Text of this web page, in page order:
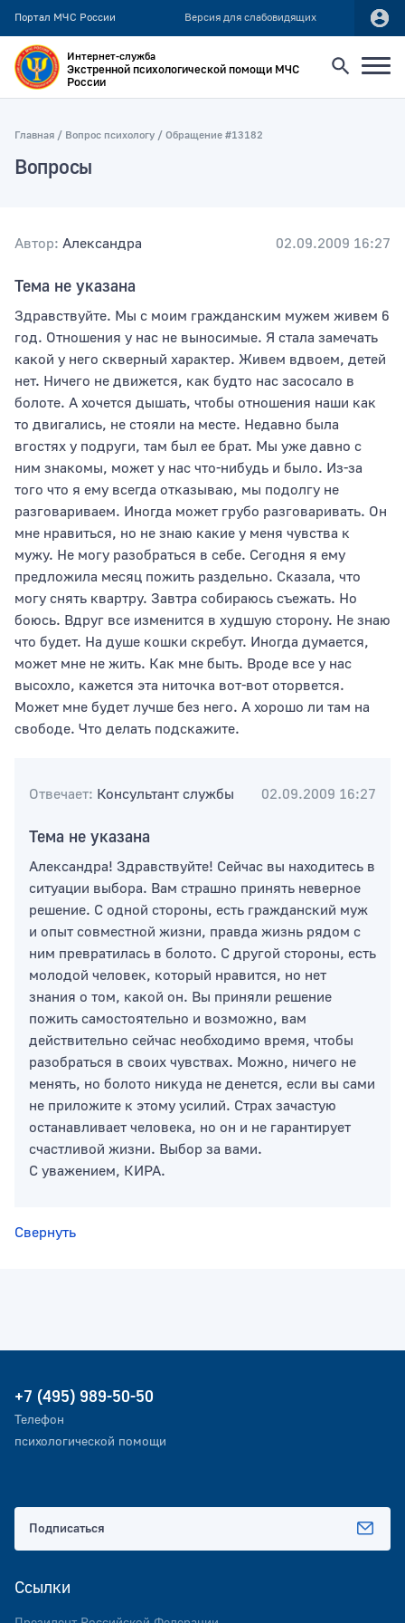
Портал МЧС России Версия для слабовидящих
Искать по:
Публикация не ранее
Публикация не позднее
Тип раздела
Сортировать по
Интернет-служба
Экстренной психологической помощи МЧС
России
Главная Вопрос психологу Обращение #13182
Вопросы
Автор: Александра 02.09.2009 16:27
Тема не указана
Здравствуйте. Мы с моим гражданским мужем живем 6
год. Отношения у нас не выносимые. Я стала замечать
какой у него скверный характер. Живем вдвоем, детей
нет. Ничего не движется, как будто нас засосало в
болоте. А хочется дышать, чтобы отношения наши как
то двигались, не стояли на месте. Недавно была
вгостях у подруги, там был ее брат. Мы уже давно с
ним знакомы, может у нас что-нибудь и было. Из-за
того что я ему всегда отказываю, мы подолгу не
разговариваем. Иногда может грубо разговаривать. Он
мне нравиться, но не знаю какие у меня чувства к
мужу. Не могу разобраться в себе. Сегодня я ему
предложила месяц пожить раздельно. Сказала, что
могу снять квартру. Завтра собираюсь съежать. Но
боюсь. Вдруг все изменится в худшую сторону. Не знаю
что будет. На душе кошки скребут. Иногда думается,
может мне не жить. Как мне быть. Вроде все у нас
высохло, кажется эта ниточка вот-вот оторвется.
Может мне будет лучше без него. А хорошо ли там на
свободе. Что делать подскажите.
Отвечает: Консультант службы 02.09.2009 16:27
Тема не указана
Александра! Здравствуйте! Сейчас вы находитесь в
ситуации выбора. Вам страшно принять неверное
решение. С одной стороны, есть гражданский муж
и опыт совместной жизни, правда жизнь рядом с
ним превратилась в болото. С другой стороны, есть
молодой человек, который нравится, но нет
знания о том, какой он. Вы приняли решение
пожить самостоятельно и возможно, вам
действительно сейчас необходимо время, чтобы
разобраться в своих чувствах. Можно, ничего не
менять, но болото никуда не денется, если вы сами
не приложите к этому усилий. Страх зачастую
останавливает человека, но он и не гарантирует
счастливой жизни. Выбор за вами.
С уважением, КИРА.
Свернуть
+7 (495) 989-50-50
Телефон
психологической помощи
Ссылки
Подписаться